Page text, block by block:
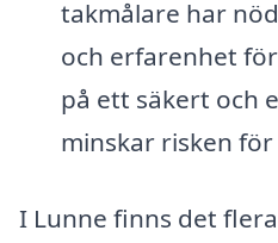
takmålare har
och erfarenhet
på ett säkert och
minskar risken för
I Lunne finns det